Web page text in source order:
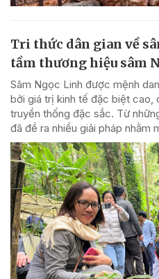
Tri thức dân gian về
tầm thương hiệu sâm
Sâm Ngọc Linh được mệnh
bởi giá trị kinh tế đặc biệt cao,
truyền thống đặc sắc. Từ
đã đề ra nhiều giải pháp nhằm